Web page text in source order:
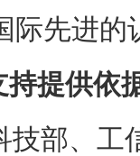
际先进的
提供依
技部、工